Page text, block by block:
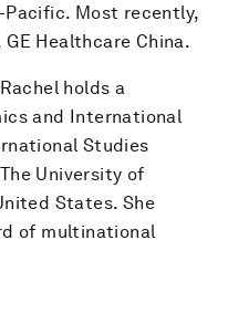
Pacific. Most recently,
GE Healthcare China.
holds a
and International
Studies
University of
States. She
of multinational